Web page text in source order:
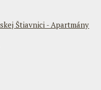
Štiavnici - Apartmány